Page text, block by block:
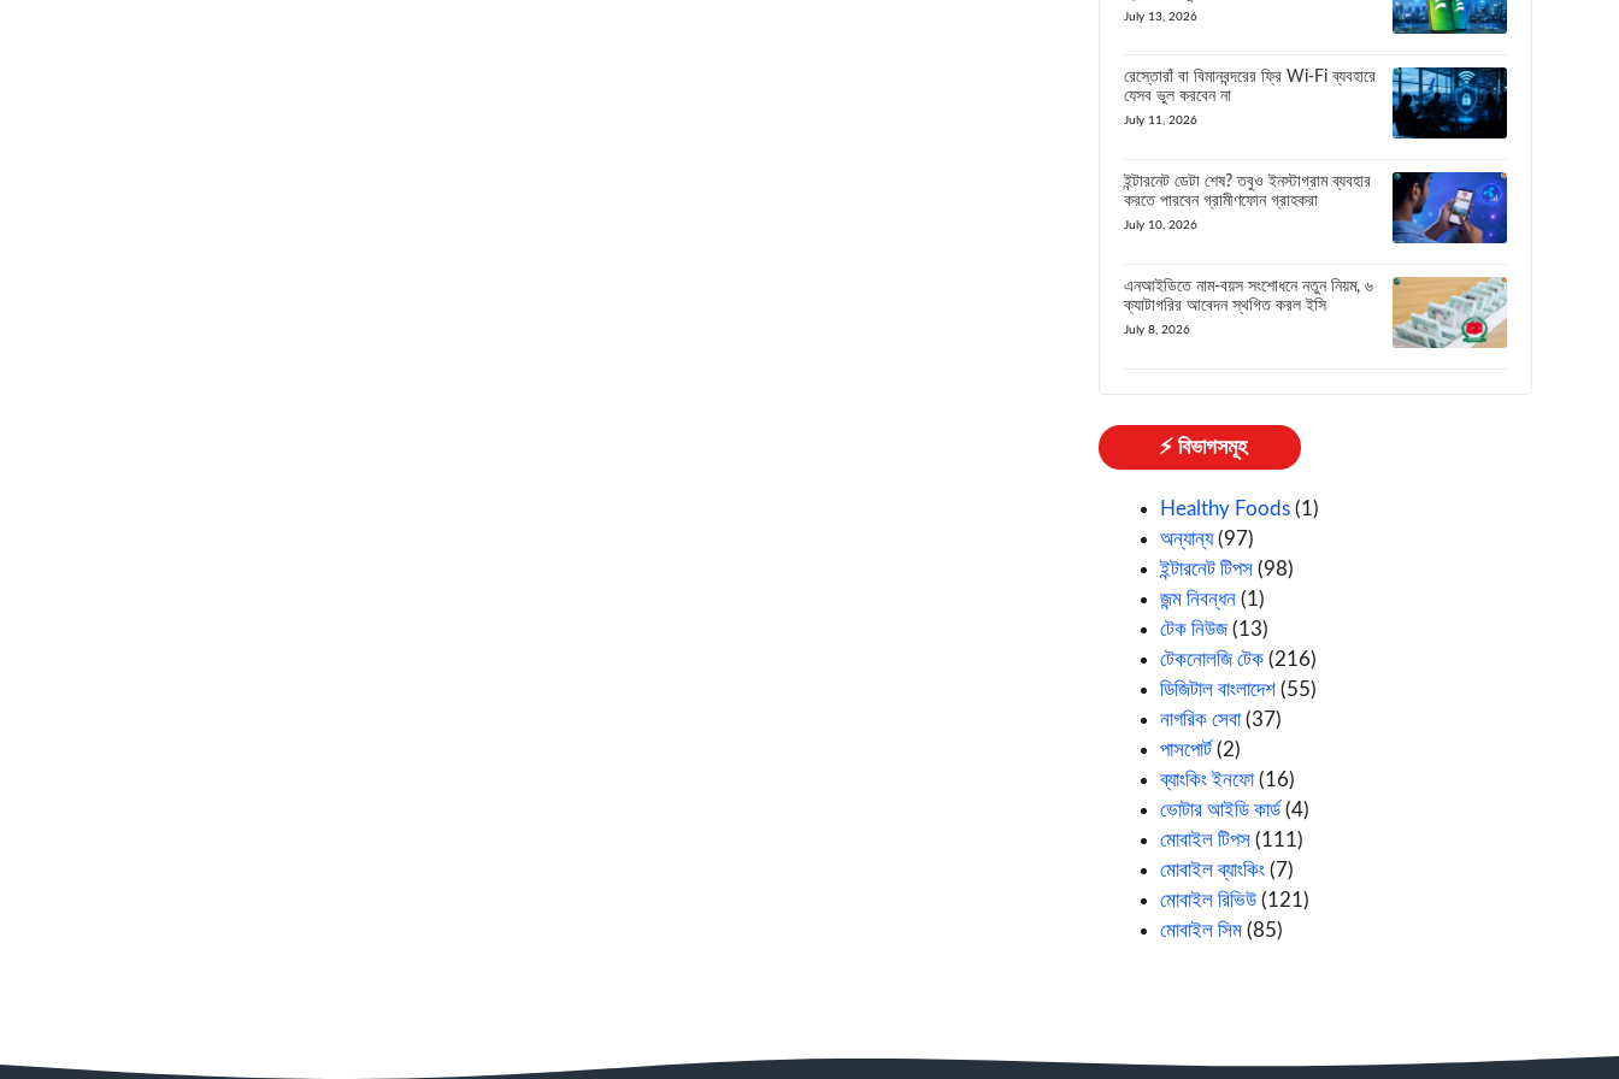
July 13, 2026
রেস্তোরাঁ বা বিমানবন্দরের ফ্রি Wi-Fi ব্যবহারে
যেসব ভুল করবেন না
July 11, 2026
ইন্টারনেট ডেটা শেষ? তবুও ইনস্টাগ্রাম ব্যবহার
করতে পারবেন গ্রামীণফোন গ্রাহকরা
July 10, 2026
এনআইডিতে নাম-বয়স সংশোধনে নতুন নিয়ম, ৬
ক্যাটাগরির আবেদন স্থগিত করল ইসি
July 8, 2026
⚡ বিভাগসমূহ
Healthy Foods (1)
অন্যান্য(97)
ইন্টারনেট টিপস (98)
জন্ম নিবন্ধন (1)
টেক নিউজ(13)
টেকনোলজি টেক (216)
ডিজিটাল বাংলাদেশ (55)
নাগরিক সেবা(37)
পাসপোর্ট (2)
ব্যাংকিং ইনফো(16)
ভোটার আইডি কার্ড (4)
মোবাইল টিপস (111)
মোবাইল ব্যাংকিং (7)
মোবাইল রিভিউ (121)
মোবাইল সিম (85)